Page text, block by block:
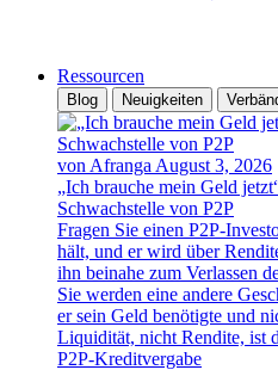
Ressourcen
Blog Neuigkeiten
von Afranga August 3, 2026
„Ich brauche mein Geld
Schwachstelle von P2P
Fragen Sie einen P2P-
hält, und er wird über
ihn beinahe zum Verlassen
Sie werden eine andere
er sein Geld benötigte und
Liquidität, nicht Rendite, ist
P2P-Kreditvergabe